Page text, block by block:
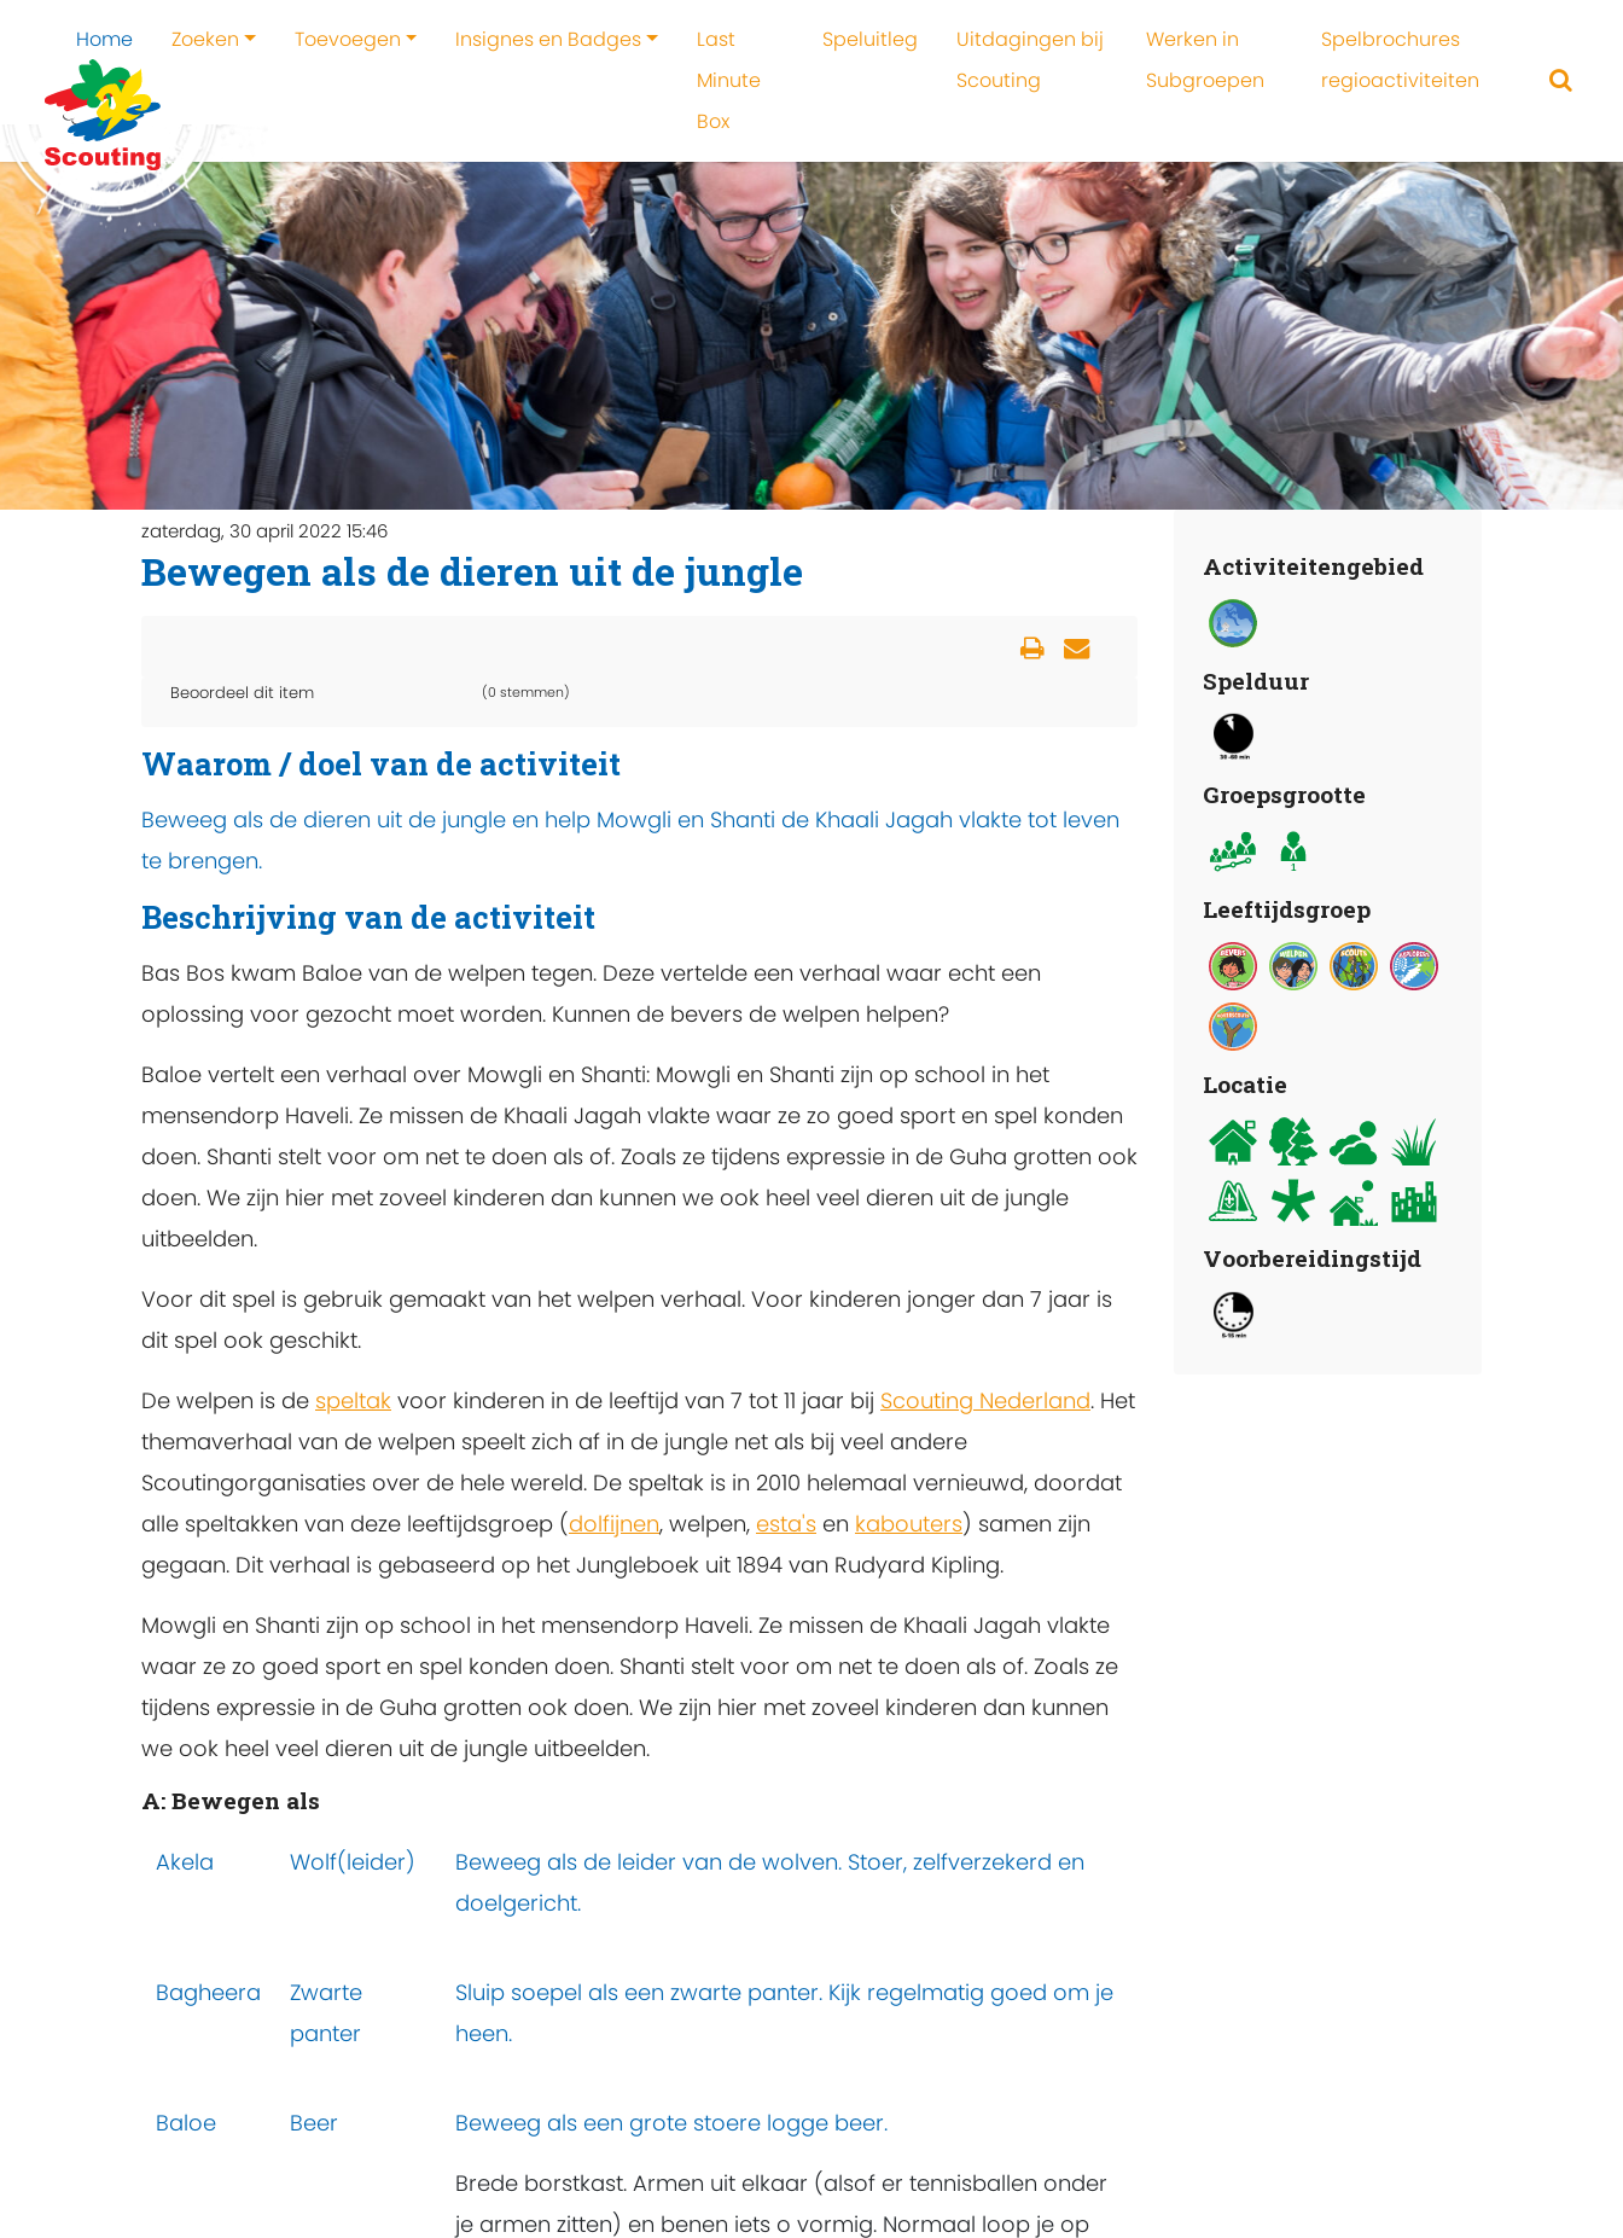
Home Zoeken Toevoegen Insignes en Badges
Last
Minute
Box
Speluitleg
Uitdagingen bij
Scouting
Werken in
Subgroepen
Spelbrochures
regioactiviteiten
zaterdag, 30 april 2022 15:46
Bewegen als de dieren uit de jungle
Beoordeel dit item (0 stemmen)
Waarom / doel van de activiteit
Beweeg als de dieren uit de jungle en help Mowgli en Shanti de Khaali Jagah vlakte tot leven
te brengen.
Beschrijving van de activiteit
Bas Bos kwam Baloe van de welpen tegen. Deze vertelde een verhaal waar echt een
oplossing voor gezocht moet worden. Kunnen de bevers de welpen helpen?
Baloe vertelt een verhaal over Mowgli en Shanti: Mowgli en Shanti zijn op school in het
mensendorp Haveli. Ze missen de Khaali Jagah vlakte waar ze zo goed sport en spel konden
doen. Shanti stelt voor om net te doen als of. Zoals ze tijdens expressie in de Guha grotten ook
doen. We zijn hier met zoveel kinderen dan kunnen we ook heel veel dieren uit de jungle
uitbeelden.
Voor dit spel is gebruik gemaakt van het welpen verhaal. Voor kinderen jonger dan 7 jaar is
dit spel ook geschikt.
De welpen is de speltak voor kinderen in de leeftijd van 7 tot 11 jaar bij Scouting Nederland. Het
themaverhaal van de welpen speelt zich af in de jungle net als bij veel andere
Scoutingorganisaties over de hele wereld. De speltak is in 2010 helemaal vernieuwd, doordat
alle speltakken van deze leeftijdsgroep (dolfijnen, welpen, esta's en kabouters) samen zijn
gegaan. Dit verhaal is gebaseerd op het Jungleboek uit 1894 van Rudyard Kipling.
Mowgli en Shanti zijn op school in het mensendorp Haveli. Ze missen de Khaali Jagah vlakte
waar ze zo goed sport en spel konden doen. Shanti stelt voor om net te doen als of. Zoals ze
tijdens expressie in de Guha grotten ook doen. We zijn hier met zoveel kinderen dan kunnen
we ook heel veel dieren uit de jungle uitbeelden.
A: Bewegen als
Akela Wolf(leider)
Beweeg als de leider van de wolven. Stoer, zelfverzekerd en
doelgericht.
Bagheera
Zwarte
panter
Sluip soepel als een zwarte panter. Kijk regelmatig goed om je
heen.
Baloe Beer
Beweeg als een grote stoere logge beer.
Brede borstkast. Armen uit elkaar (alsof er tennisballen onder
je armen zitten) en benen iets o vormig. Normaal loop je op
Activiteitengebied
Spelduur
Groepsgrootte
Leeftijdsgroep
Locatie
Voorbereidingstijd